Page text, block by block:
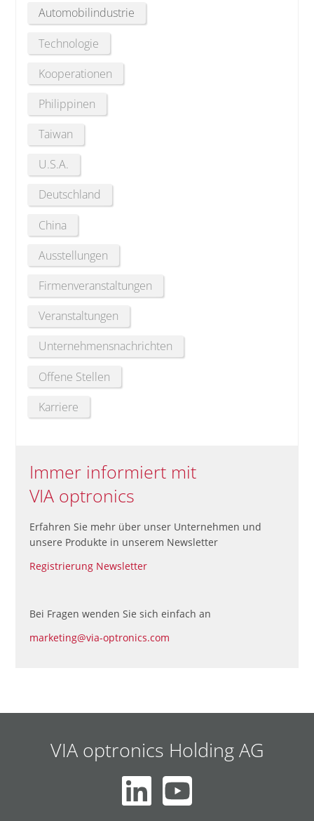
Automobilindustrie
Technologie
Kooperationen
Philippinen
Taiwan
U.S.A.
Deutschland
China
Ausstellungen
Firmenveranstaltungen
Veranstaltungen
Unternehmensnachrichten
Offene Stellen
Karriere
Immer informiert mit
VIA optronics
Erfahren Sie mehr über unser Unternehmen und
unsere Produkte in unserem Newsletter
Registrierung Newsletter
Bei Fragen wenden Sie sich einfach an
marketing@via-optronics.com
VIA optronics Holding AG